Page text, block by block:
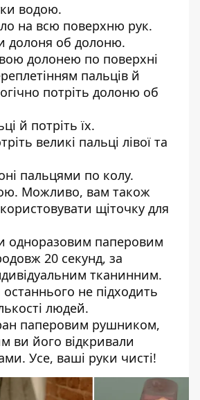
водою.
на всю поверхню рук.
долоня об долоню.
долонею по поверхні
пальців й
потріть долоню об
й потріть їх.
великі пальці лівої та
пальцями по колу.
Можливо, вам також
щіточку для
одноразовим паперовим
20 секунд, за
тканинним.
не підходить
людей.
паперовим рушником,
ви його відкривали
Усе, ваші руки чисті!